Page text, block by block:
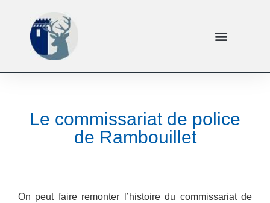
Le commissariat de police
de Rambouillet
On peut faire remonter l’histoire du commissariat de